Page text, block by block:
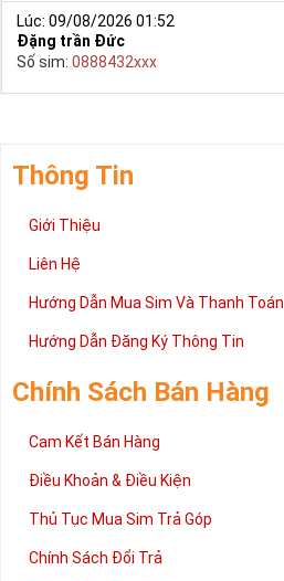
Lúc: 09/08/2026 01:52
Đặng trần Đức
Số sim: 0888432xxx
Thông Tin
Giới Thiệu
Liên Hệ
Hướng Dẫn Mua Sim Và Thanh Toán
Hướng Dẫn Đăng Ký Thông Tin
Chính Sách Bán Hàng
Cam Kết Bán Hàng
Điều Khoản & Điều Kiện
Thủ Tục Mua Sim Trả Góp
Chính Sách Đổi Trả